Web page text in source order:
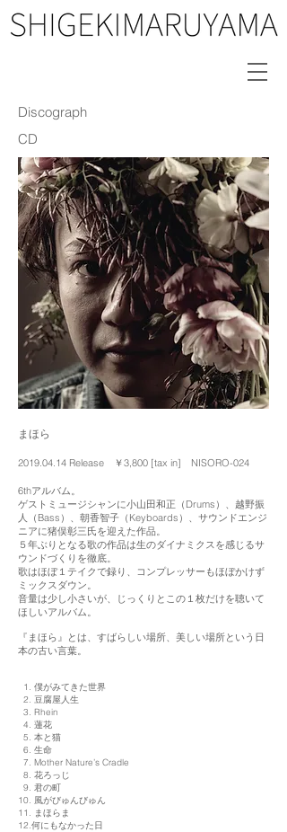
Discograph
CD
まほら
2019.04.14 Release ￥3,800 [tax in] NISORO-024
6thアルバム。
ゲストミュージシャンに小山田和正（Drums）、越野振
人（Bass）、朝香智子（Keyboards）、サウンドエンジ
ニアに猪俣彰三氏を迎えた作品。
５年ぶりとなる歌の作品は生のダイナミクスを感じるサ
ウンドづくりを徹底。
歌はほぼ１テイクで録り、コンプレッサーもほぼかけず
ミックスダウン。
音量は少し小さいが、じっくりとこの１枚だけを聴いて
ほしいアルバム。
『まほら』とは、すばらしい場所、美しい場所という日
本の古い言葉。
1. 僕がみてきた世界
2. 豆腐屋人生
3. Rhein
4. 蓮花
5. 本と猫
6. 生命
7. Mother Nature’s Cradle
8. 花ろっじ
9. 君の町
10. 風がびゅんびゅん
11. まほらま
12.何にもなかった日